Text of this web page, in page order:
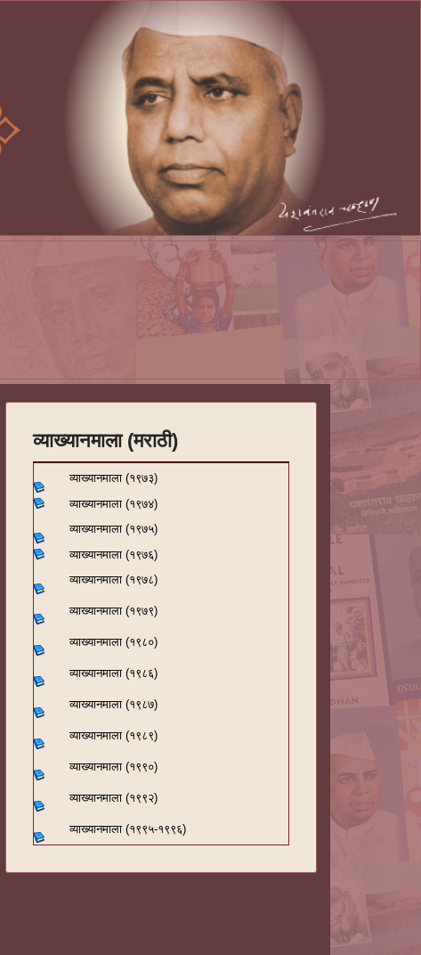
व्याख्यानमाला (मराठी)
व्याख्यानमाला (१९७३)
व्याख्यानमाला (१९७४)
व्याख्यानमाला (१९७५)
व्याख्यानमाला (१९७६)
व्याख्यानमाला (१९७८)
व्याख्यानमाला (१९७९)
व्याख्यानमाला (१९८०)
व्याख्यानमाला (१९८६)
व्याख्यानमाला (१९८७)
व्याख्यानमाला (१९८९)
व्याख्यानमाला (१९९०)
व्याख्यानमाला (१९९२)
व्याख्यानमाला (१९९५-१९९६)